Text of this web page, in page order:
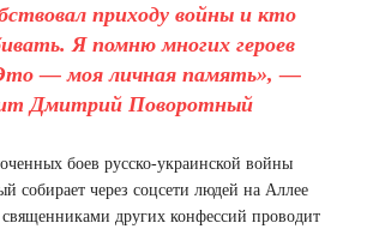
приходу войны и кто
Я помню многих героев
— моя личная память», —
Дмитрий Поворотный
боев русско-украинской войны
собирает через соцсети людей на Аллее
других конфессий проводит